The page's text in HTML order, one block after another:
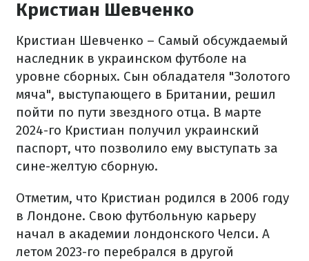
Кристиан Шевченко
Кристиан Шевченко – Самый обсуждаемый
наследник в украинском футболе на
уровне сборных. Сын обладателя "Золотого
мяча", выступающего в Британии, решил
пойти по пути звездного отца. В марте
2024-го Кристиан получил украинский
паспорт, что позволило ему выступать за
сине-желтую сборную.
Отметим, что Кристиан родился в 2006 году
в Лондоне. Свою футбольную карьеру
начал в академии лондонского Челси. А
летом 2023-го перебрался в другой